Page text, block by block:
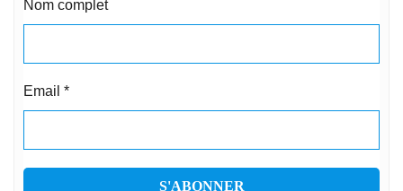
Nom complet
Email *